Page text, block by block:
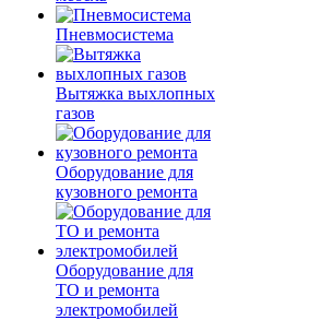
Пневмосистема
Вытяжка выхлопных
газов
Оборудование для
кузовного ремонта
Оборудование для
ТО и ремонта
электромобилей